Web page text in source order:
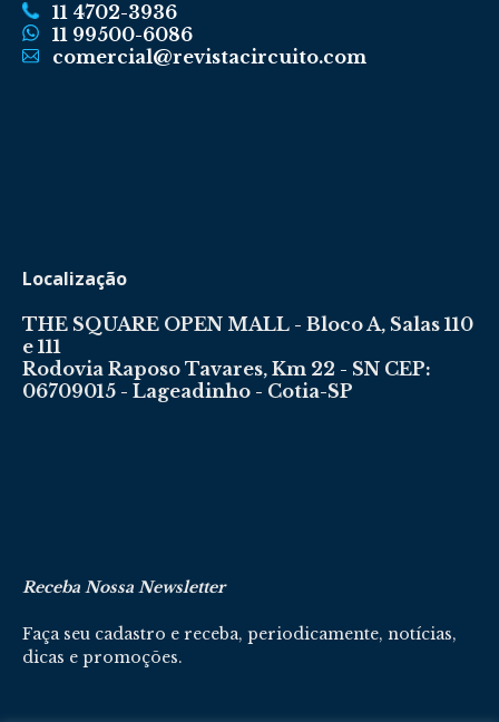
11 4702-3936
11 99500-6086
comercial@revistacircuito.com
Localização
THE SQUARE OPEN MALL - Bloco A, Salas 110
e 111
Rodovia Raposo Tavares, Km 22 - SN CEP:
06709015 - Lageadinho - Cotia-SP
Receba Nossa Newsletter
Faça seu cadastro e receba, periodicamente, notícias,
dicas e promoções.